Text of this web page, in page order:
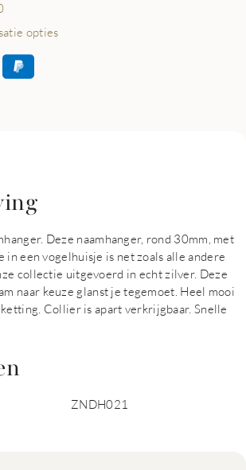
opties
Deze naamhanger, rond 30mm, met
in een vogelhuisje is net zoals alle andere
collectie uitgevoerd in echt zilver. Deze
naar keuze glanst je tegemoet. Heel mooi
Collier is apart verkrijgbaar. Snelle
ZNDH021